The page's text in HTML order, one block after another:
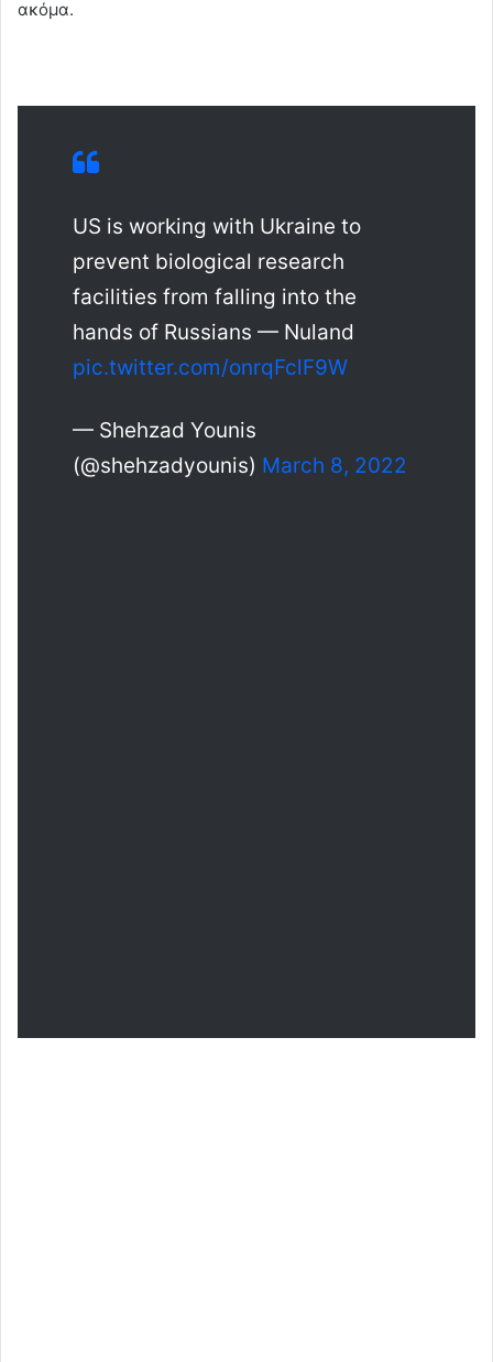
ακόμα.
US is working with Ukraine to
prevent biological research
facilities from falling into the
hands of Russians — Nuland
pic.twitter.com/onrqFclF9W
— Shehzad Younis
(@shehzadyounis) March 8, 2022